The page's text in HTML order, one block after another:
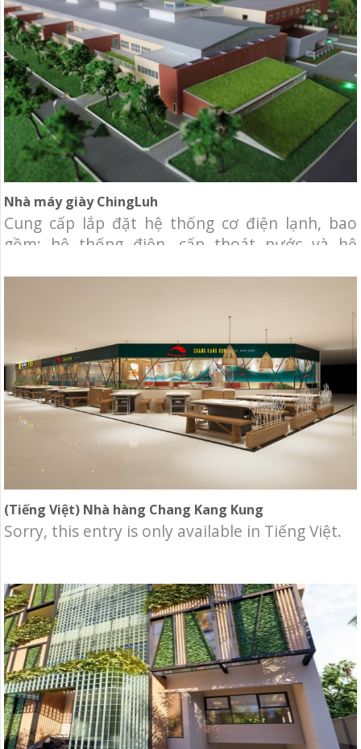
Nhà máy giày ChingLuh
Cung cấp lắp đặt hệ thống cơ điện lạnh, bao
gồm: hệ thống điện, cấp thoát nước và hệ
(Tiếng Việt) Nhà hàng Chang Kang Kung
Sorry, this entry is only available in Tiếng Việt.